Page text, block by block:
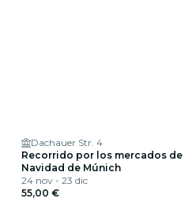
Dachauer Str. 4
Recorrido por los mercados de
Navidad de Múnich
24 nov - 23 dic
55,00 €